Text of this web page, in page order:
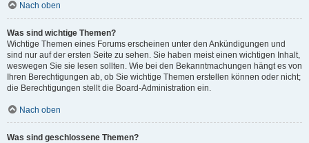
Nach oben
Was sind wichtige Themen?
Wichtige Themen eines Forums erscheinen unter den Ankündigungen und
sind nur auf der ersten Seite zu sehen. Sie haben meist einen wichtigen Inhalt,
weswegen Sie sie lesen sollten. Wie bei den Bekanntmachungen hängt es von
Ihren Berechtigungen ab, ob Sie wichtige Themen erstellen können oder nicht;
die Berechtigungen stellt die Board-Administration ein.
Nach oben
Was sind geschlossene Themen?